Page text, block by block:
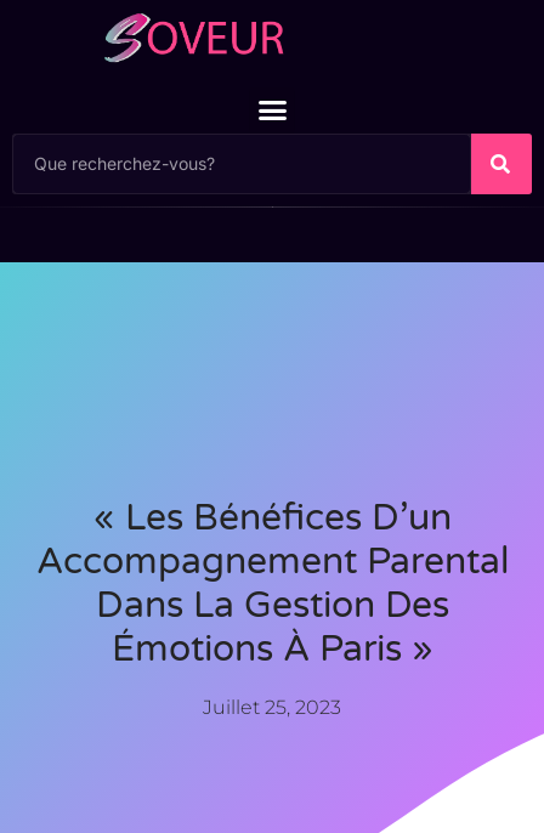
« Les Bénéfices D’un
Accompagnement Parental
Dans La Gestion Des
Émotions À Paris »
Juillet 25, 2023